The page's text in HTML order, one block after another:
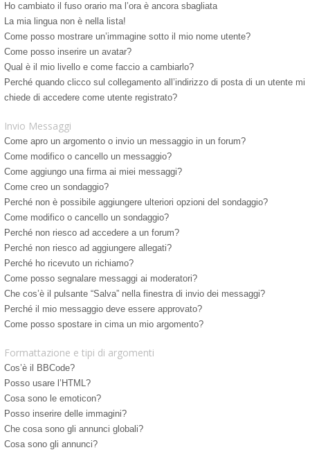
Ho cambiato il fuso orario ma l’ora è ancora sbagliata
La mia lingua non è nella lista!
Come posso mostrare un’immagine sotto il mio nome utente?
Come posso inserire un avatar?
Qual è il mio livello e come faccio a cambiarlo?
Perché quando clicco sul collegamento all’indirizzo di posta di un utente mi
chiede di accedere come utente registrato?
Invio Messaggi
Come apro un argomento o invio un messaggio in un forum?
Come modifico o cancello un messaggio?
Come aggiungo una firma ai miei messaggi?
Come creo un sondaggio?
Perché non è possibile aggiungere ulteriori opzioni del sondaggio?
Come modifico o cancello un sondaggio?
Perché non riesco ad accedere a un forum?
Perché non riesco ad aggiungere allegati?
Perché ho ricevuto un richiamo?
Come posso segnalare messaggi ai moderatori?
Che cos’è il pulsante “Salva” nella finestra di invio dei messaggi?
Perché il mio messaggio deve essere approvato?
Come posso spostare in cima un mio argomento?
Formattazione e tipi di argomenti
Cos’è il BBCode?
Posso usare l’HTML?
Cosa sono le emoticon?
Posso inserire delle immagini?
Che cosa sono gli annunci globali?
Cosa sono gli annunci?